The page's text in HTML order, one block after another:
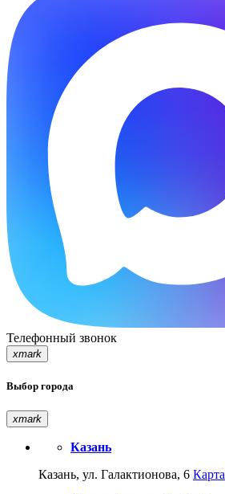
Телефонный звонок
xmark
Выбор города
xmark
Казань
Казань, ул. Галактионова, 6